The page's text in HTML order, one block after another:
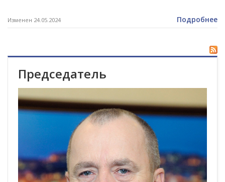
Изменен 24.05.2024 Подробнее
Председатель